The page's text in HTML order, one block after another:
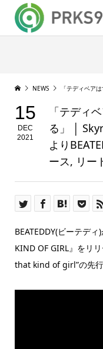
NEWS 「テディベアはすべてを受け入
15
DEC
2021
「テディ
る」 │
より
ース, リー
BEATEDDY(ビーテデ
KIND OF GIRL』をリ
that kind of girl”の先行